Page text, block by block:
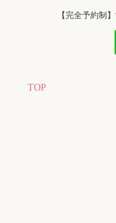
【完全予約制
TOP